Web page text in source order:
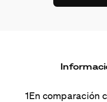
1En comparación